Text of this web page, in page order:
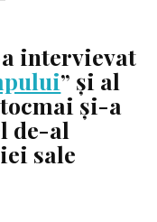
intervievat
” și al
tocmai și-a
de-al
sale